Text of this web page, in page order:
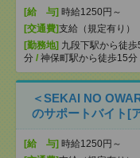
[給 与] 時給1250円～
[交通費]支給（規定有り）
[勤務地] 九段下駅から徒歩
分 / 神保町駅から徒歩15分
＜SEKAI NO
のサポートバイト[
[給 与] 時給1250円～